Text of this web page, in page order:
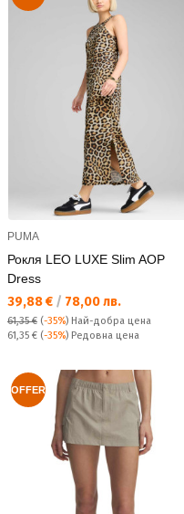
PUMA
Рокля LEO LUXE Slim AOP
Dress
Текуща цена:
39,88 € / 78,00 лв.
61,35 € (-35%) Най-добра цена
Редовна цена:
61,35 € (-35%) Редовна цена
OFFER